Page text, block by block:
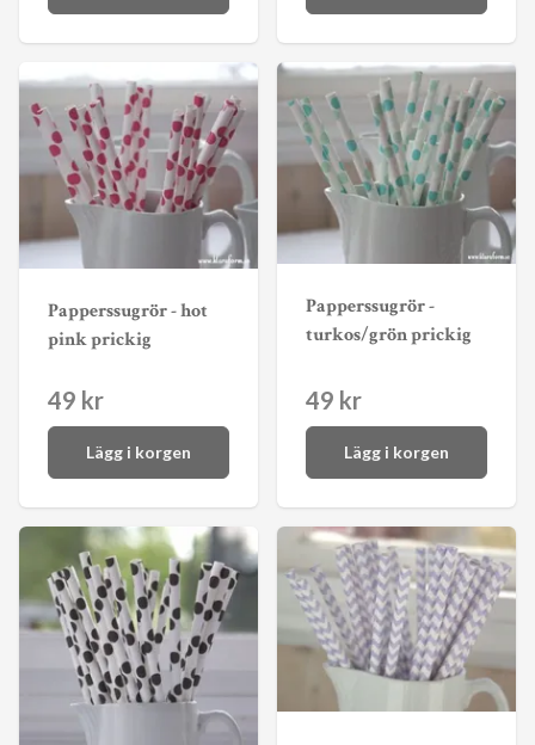
Papperssugrör - hot
pink prickig
49 kr
Lägg i korgen
Papperssugrör -
turkos/grön prickig
49 kr
Lägg i korgen